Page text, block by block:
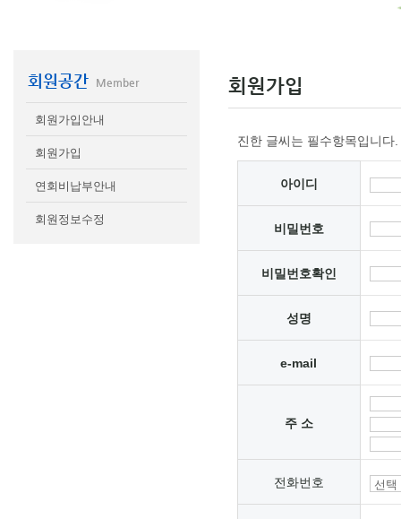
회원공간 Member
회원가입안내
회원가입
연회비납부안내
회원정보수정
회원가입
진한 글씨는 필수항목입니다.
아이디
비밀번호
비밀번호확인
성명
e-mail
주 소
전화번호